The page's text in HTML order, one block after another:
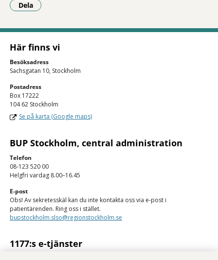
Dela
- Klicka för att öppna delningsalternativ.
Här finns vi
Besöksadress
Sachsgatan 10, Stockholm
Postadress
Box 17222
104 62 Stockholm
Se på karta (Google maps)
BUP Stockholm, central administration
Telefon
08-123 520 00
Helgfri vardag 8.00–16.45
E-post
Obs! Av sekretesskäl kan du inte kontakta oss via e-post i
patientärenden. Ring oss i stället.
bupstockholm.slso@regionstockholm.se
1177:s e-tjänster